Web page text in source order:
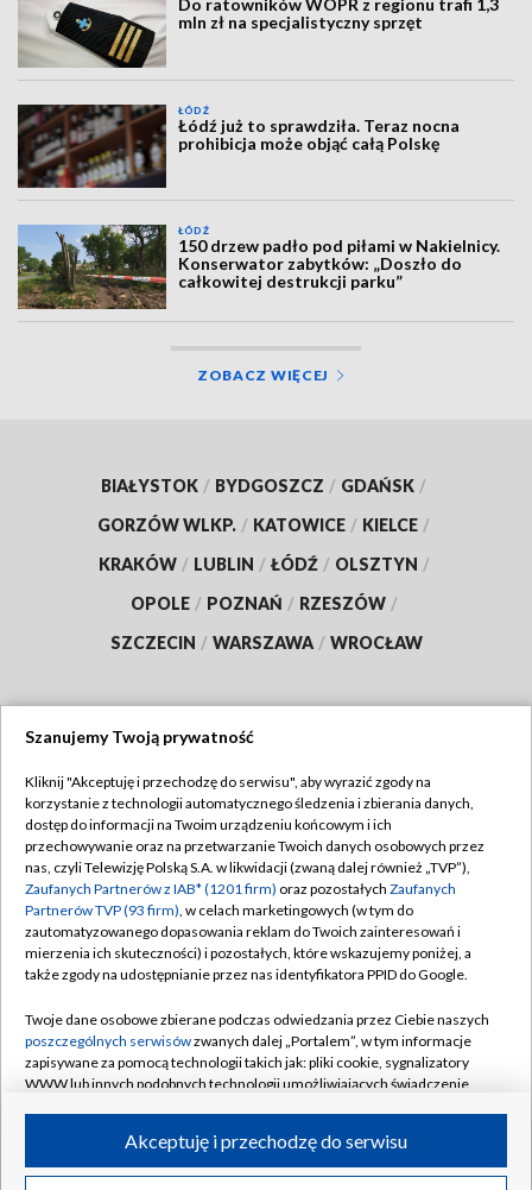
Do ratowników WOPR z regionu trafi 1,3
mln zł na specjalistyczny sprzęt
ŁÓDŹ
Łódź już to sprawdziła. Teraz nocna
prohibicja może objąć całą Polskę
ŁÓDŹ
150 drzew padło pod piłami w Nakielnicy.
Konserwator zabytków: „Doszło do
całkowitej destrukcji parku”
ZOBACZ WIĘCEJ
BIAŁYSTOK / BYDGOSZCZ / GDAŃSK /
GORZÓW WLKP. / KATOWICE / KIELCE /
KRAKÓW / LUBLIN / ŁÓDŹ / OLSZTYN /
OPOLE / POZNAŃ / RZESZÓW /
SZCZECIN / WARSZAWA / WROCŁAW
TVP
Abonament TVP
Emisja w TVP
Centrum informacji TVP
Naziemna Telewizja Cyfrowa
Rada Programowa
System NOS
Informacje o nadawcy
Program dla prasy
Regulamin TVP
Polityka prywatności
Moje zgody
Pomoc
Kontakt
Kanały
©2026 Telewizja Polska S.A. w likwidacji
Szanujemy Twoją prywatność
Kliknij "Akceptuję i przechodzę do serwisu", aby wyrazić zgody na
korzystanie z technologii automatycznego śledzenia i zbierania danych,
dostęp do informacji na Twoim urządzeniu końcowym i ich
przechowywanie oraz na przetwarzanie Twoich danych osobowych przez
nas, czyli Telewizję Polską S.A. w likwidacji (zwaną dalej również „TVP”),
Zaufanych Partnerów z IAB* (1201 firm) oraz pozostałych Zaufanych
Partnerów TVP (93 firm), w celach marketingowych (w tym do
zautomatyzowanego dopasowania reklam do Twoich zainteresowań i
mierzenia ich skuteczności) i pozostałych, które wskazujemy poniżej, a
także zgody na udostępnianie przez nas identyfikatora PPID do Google.
Twoje dane osobowe zbierane podczas odwiedzania przez Ciebie naszych
poszczególnych serwisówzwanych dalej „Portalem”, w tym informacje
zapisywane za pomocą technologii takich jak: pliki cookie, sygnalizatory
WWW lub innych podobnych technologii umożliwiających świadczenie
ruchu w Internecie.Akceptuję i przechodzę do serwisu